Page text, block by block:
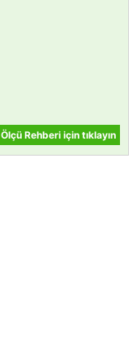
Ölçü Rehberi için tıklayın